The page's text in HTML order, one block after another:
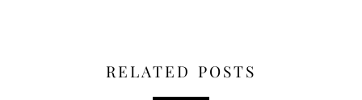
RELATED POSTS